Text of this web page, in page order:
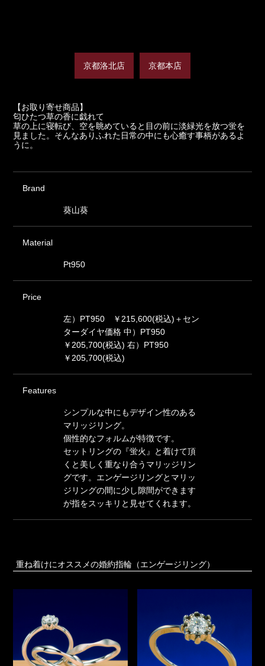
京都洛北店 京都本店
【お取り寄せ商品】
匂ひたつ草の香に戯れて
草の上に寝転び、空を眺めていると目の前に淡緑光を放つ蛍を
見ました。そんなありふれた日常の中にも心癒す事柄があるよ
うに。
Brand
葵山葵
Material
Pt950
Price
左）PT950 ￥215,600(税込)＋セン
ターダイヤ価格 中）PT950
￥205,700(税込) 右）PT950
￥205,700(税込)
Features
シンプルな中にもデザイン性のある
マリッジリング。
個性的なフォルムが特徴です。
セットリングの『蛍火』と着けて頂
くと美しく重なり合うマリッジリン
グです。エンゲージリングとマリッ
ジリングの間に少し隙間ができます
が指をスッキリと見せてくれます。
重ね着けにオススメの婚約指輪（エンゲージリング）